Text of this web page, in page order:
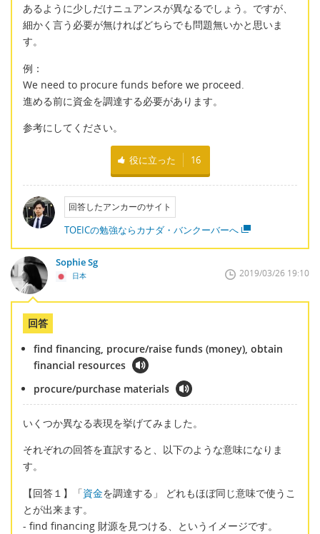
あるように少しだけニュアンスが異なるでしょう。ですが、
細かく言う必要が無ければどちらでも問題無いかと思いま
す。
例：
We need to procure funds before we proceed.
進める前に資金を調達する必要があります。
参考にしてください。
役に立った 16
回答したアンカーのサイト
TOEICの勉強ならカナダ・バンクーバーへ
Sophie Sg
日本 2019/03/26 19:10
回答
find financing, procure/raise funds (money), obtain
financial resources
procure/purchase materials
いくつか異なる表現を挙げてみました。
それぞれの回答を直訳すると、以下のような意味になりま
す。
【回答１】「資金を調達する」 どれもほぼ同じ意味で使うこ
とが出来ます。
- find financing 財源を見つける、というイメージです。